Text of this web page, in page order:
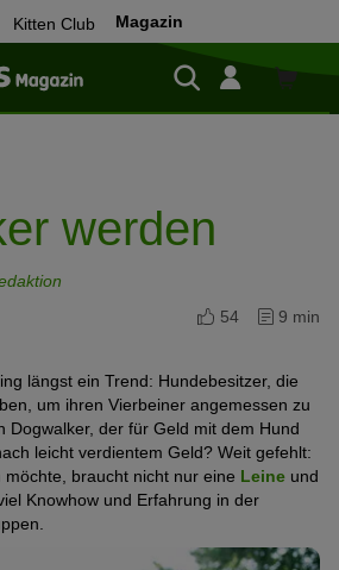
Kitten Club Magazin
Zum
werden
54
9 min
längst ein Trend: Hundebesitzer, die
um ihren Vierbeiner angemessen zu
Dogwalker, der für Geld mit dem Hund
leicht verdientem Geld? Weit gefehlt:
braucht nicht nur eine Leine und
Knowhow und Erfahrung in der